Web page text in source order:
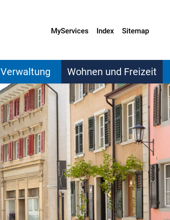
MyServices Index Sitemap
Wohnen und Freizeit